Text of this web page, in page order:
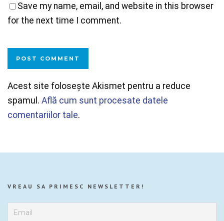
Save my name, email, and website in this browser
for the next time I comment.
Acest site folosește Akismet pentru a reduce
spamul. Află cum sunt procesate datele
comentariilor tale.
VREAU SA PRIMESC NEWSLETTER!